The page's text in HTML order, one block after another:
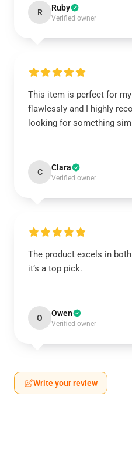
R Ruby
Verified owner
This item is perfect for
flawlessly and I highly
looking for something
C Clara
Verified owner
The product excels in
it’s a top pick.
O Owen
Verified owner
Write your review